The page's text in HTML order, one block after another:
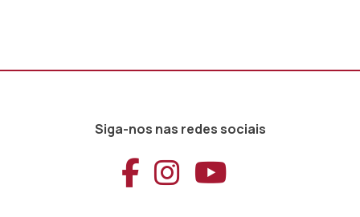
Siga-nos nas redes sociais
Aceder ao
Aceder ao
Aceder